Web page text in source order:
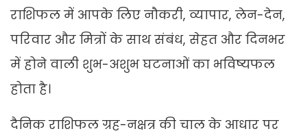
राशिफल में आपके लिए नौकरी, व्यापार, लेन-देन,
परिवार और मित्रों के साथ संबंध, सेहत और दिनभर
में होने वाली शुभ-अशुभ घटनाओं का भविष्यफल
होता है।
दैनिक राशिफल ग्रह-नक्षत्र की चाल के आधार पर